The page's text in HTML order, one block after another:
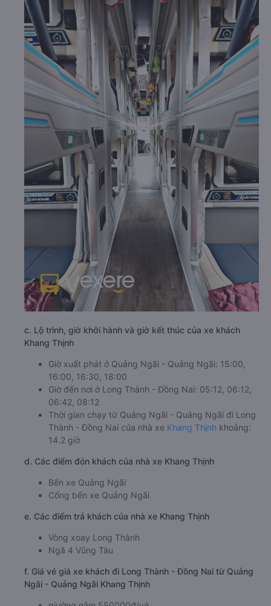
c. Lộ trình, giờ khởi hành và giờ kết thúc của xe khách
Khang Thịnh
Giờ xuất phát ở Quảng Ngãi - Quảng Ngãi: 15:00,
16:00, 16:30, 18:00
Giờ đến nơi ở Long Thành - Đồng Nai: 05:12, 06:12,
06:42, 08:12
Thời gian chạy từ Quảng Ngãi - Quảng Ngãi đi Long
Thành - Đồng Nai của nhà xe Khang Thịnh khoảng:
14.2 giờ
d. Các điểm đón khách của nhà xe Khang Thịnh
Bến xe Quảng Ngãi
Cổng bến xe Quảng Ngãi
e. Các điểm trả khách của nhà xe Khang Thịnh
Vòng xoay Long Thành
Ngã 4 Vũng Tàu
f. Giá vé giá xe khách đi Long Thành - Đồng Nai từ Quảng
Ngãi - Quảng Ngãi Khang Thịnh